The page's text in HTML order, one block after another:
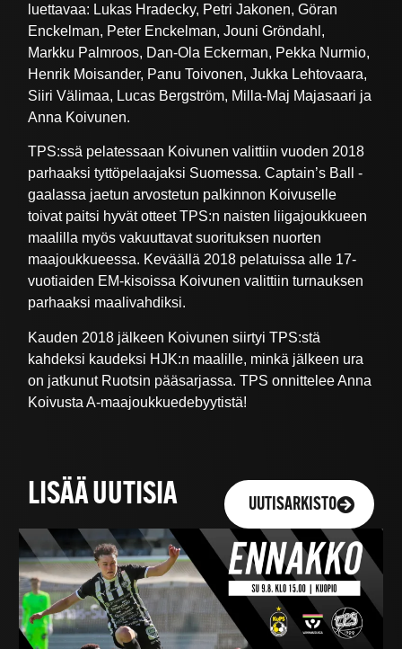
luettavaa: Lukas Hradecky, Petri Jakonen, Göran
Enckelman, Peter Enckelman, Jouni Gröndahl,
Markku Palmroos, Dan-Ola Eckerman, Pekka Nurmio,
Henrik Moisander, Panu Toivonen, Jukka Lehtovaara,
Siiri Välimaa, Lucas Bergström, Milla-Maj Majasaari ja
Anna Koivunen.
TPS:ssä pelatessaan Koivunen valittiin vuoden 2018
parhaaksi tyttöpelaajaksi Suomessa. Captain’s Ball -
gaalassa jaetun arvostetun palkinnon Koivuselle
toivat paitsi hyvät otteet TPS:n naisten liigajoukkueen
maalilla myös vakuuttavat suorituksen nuorten
maajoukkueessa. Keväällä 2018 pelatuissa alle 17-
vuotiaiden EM-kisoissa Koivunen valittiin turnauksen
parhaaksi maalivahdiksi.
Kauden 2018 jälkeen Koivunen siirtyi TPS:stä
kahdeksi kaudeksi HJK:n maalille, minkä jälkeen ura
on jatkunut Ruotsin pääsarjassa. TPS onnittelee Anna
Koivusta A-maajoukkuedebyytistä!
LISÄÄ UUTISIA UUTISARKISTO